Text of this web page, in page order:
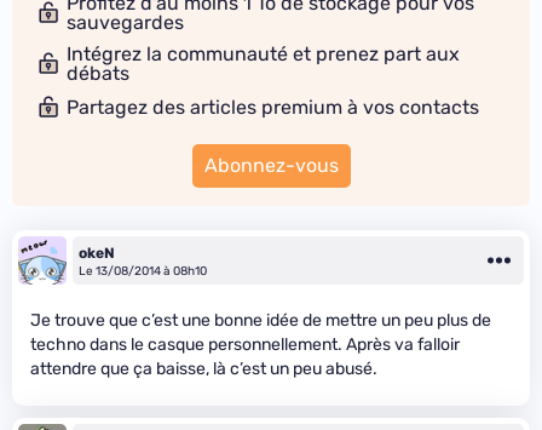
sauvegardes
Intégrez la communauté et prenez part aux
débats
Partagez des articles premium à vos contacts
Abonnez-vous
okeN
Le 13/08/2014 à 08h10
Je trouve que c’est une bonne idée de mettre un peu plus de
techno dans le casque personnellement. Après va falloir
attendre que ça baisse, là c’est un peu abusé.